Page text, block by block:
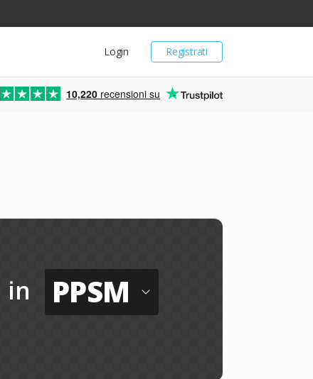
Registrati
Login
10,220 recensioni su
in PPSM